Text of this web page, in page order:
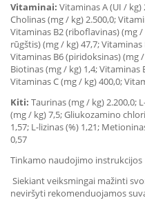
Vitaminai: Vitaminas A (UI / kg)
Cholinas (mg / kg) 2.500,0;
Vitaminas B2 (riboflavinas) (mg
rūgštis) (mg / kg) 47,7;
Vitaminas B6 (piridoksinas) (mg
Biotinas (mg / kg) 1,4; Vitaminas
Vitaminas C (mg / kg) 400,0;
Kiti: Taurinas (mg / kg) 2.200,0;
(mg / kg) 7,5; Gliukozamino
1,57; L-lizinas (%) 1,21;
0,57
Tinkamo naudojimo instrukcijos
Siekiant veiksmingai mažinti
neviršyti rekomenduojamos